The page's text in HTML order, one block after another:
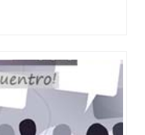
士学位。学校的
、教育、建筑工
筑设计、工商管
、土木工程、数
学、戏剧、市场营
、人工智能、商
，确定客户办理